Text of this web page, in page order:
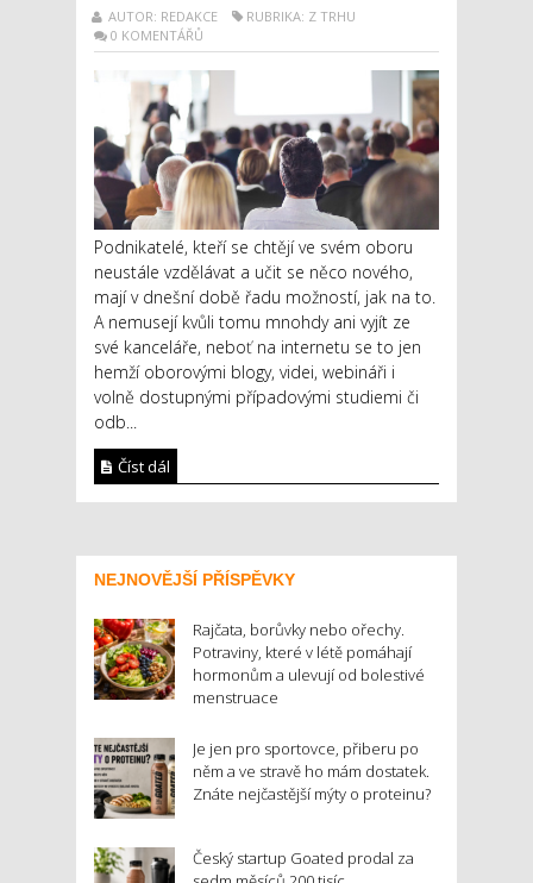
AUTOR: REDAKCE
RUBRIKA: Z TRHU
0 KOMENTÁŘŮ
Podnikatelé, kteří se chtějí ve svém oboru
neustále vzdělávat a učit se něco nového,
mají v dnešní době řadu možností, jak na to.
A nemusejí kvůli tomu mnohdy ani vyjít ze
své kanceláře, neboť na internetu se to jen
hemží oborovými blogy, videi, webináři i
volně dostupnými případovými studiemi či
odb...
Číst dál
NEJNOVĚJŠÍ PŘÍSPĚVKY
Rajčata, borůvky nebo ořechy.
Potraviny, které v létě pomáhají
hormonům a ulevují od bolestivé
menstruace
Je jen pro sportovce, přiberu po
něm a ve stravě ho mám dostatek.
Znáte nejčastější mýty o proteinu?
Český startup Goated prodal za